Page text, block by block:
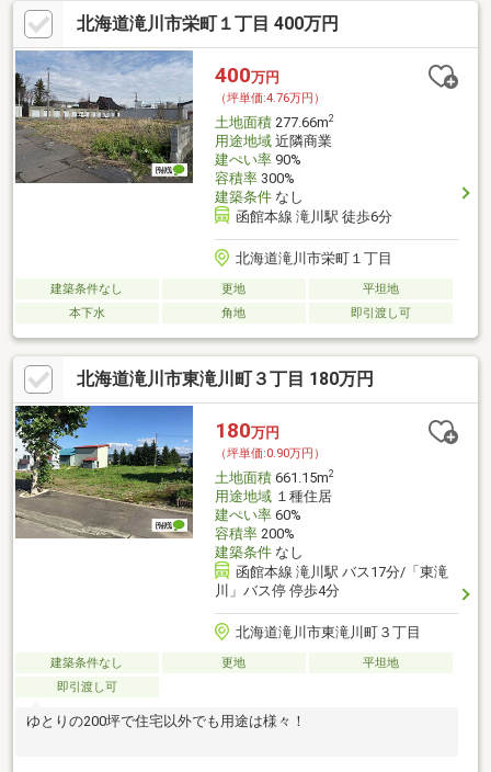
北海道滝川市栄町１丁目 400万円
400万円
（坪単価:4.76万円）
土地面積277.66m2
用途地域近隣商業
建ぺい率90%
容積率300%
建築条件なし
函館本線 滝川駅 徒歩6分
北海道滝川市栄町１丁目
建築条件なし 更地
平坦地
本下水
角地 即引渡し可
北海道滝川市東滝川町３丁目 180万円
180万円
（坪単価:0.90万円）
土地面積661.15m2
用途地域１種住居
建ぺい率60%
容積率200%
建築条件なし
函館本線 滝川駅 バス17分/「東滝
川」バス停 停歩4分
北海道滝川市東滝川町３丁目
建築条件なし 更地
平坦地
即引渡し可
ゆとりの200坪で住宅以外でも用途は様々！